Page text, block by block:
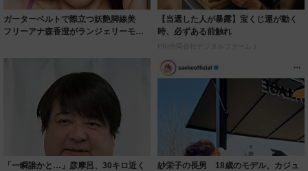
ガーターベルトで際立つ妖艶脚線美
フリーアナ森香澄がランジェリーモデ
【当選した人が暴露】宝くじ運が動く
時、必ずある前触れ
PR(合同会社デジタルファーム )
「一瞬誰かと…」彦摩呂、30キロ近く
紗栄子の長男 18歳のモデル、カジュ